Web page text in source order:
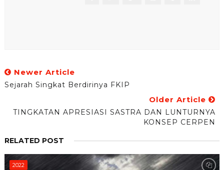
Newer Article
Sejarah Singkat Berdirinya FKIP
Older Article
TINGKATAN APRESIASI SASTRA DAN LUNTURNYA
KONSEP CERPEN
RELATED POST
2022